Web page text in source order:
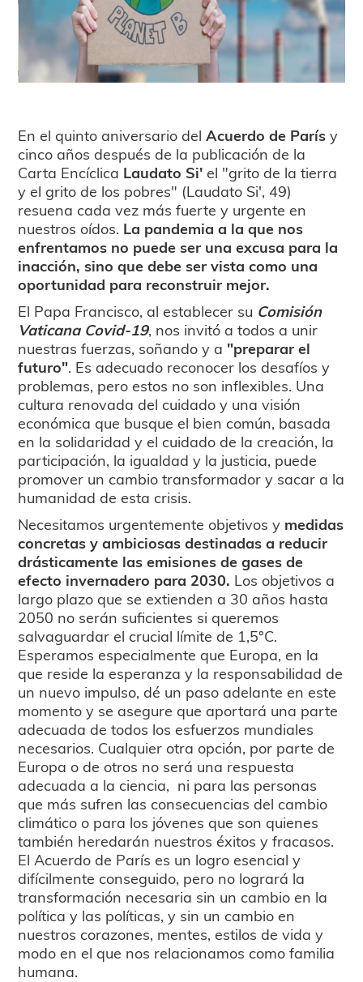
En el quinto aniversario del Acuerdo de París y
cinco años después de la publicación de la
Carta Encíclica Laudato Si'el "grito de la tierra
y el grito de los pobres" (Laudato Si', 49)
resuena cada vez más fuerte y urgente en
nuestros oídos. La pandemia a la que nos
enfrentamos no puede ser una excusa para la
inacción, sino que debe ser vista como una
oportunidad para reconstruir mejor.
El Papa Francisco, al establecer su Comisión
Vaticana Covid-19, nos invitó a todos a unir
nuestras fuerzas, soñando y a "preparar el
futuro". Es adecuado reconocer los desafíos y
problemas, pero estos no son inflexibles. Una
cultura renovada del cuidado y una visión
económica que busque el bien común, basada
en la solidaridad y el cuidado de la creación, la
participación, la igualdad y la justicia, puede
promover un cambio transformador y sacar a la
humanidad de esta crisis.
Necesitamos urgentemente objetivos y medidas
concretas y ambiciosas destinadas a reducir
drásticamente las emisiones de gases de
efecto invernadero para 2030. Los objetivos a
largo plazo que se extienden a 30 años hasta
2050 no serán suficientes si queremos
salvaguardar el crucial límite de 1,5°C.
Esperamos especialmente que Europa, en la
que reside la esperanza y la responsabilidad de
un nuevo impulso, dé un paso adelante en este
momento y se asegure que aportará una parte
adecuada de todos los esfuerzos mundiales
necesarios. Cualquier otra opción, por parte de
Europa o de otros no será una respuesta
adecuada a la ciencia, ni para las personas
que más sufren las consecuencias del cambio
climático o para los jóvenes que son quienes
también heredarán nuestros éxitos y fracasos.
El Acuerdo de París es un logro esencial y
difícilmente conseguido, pero no logrará la
transformación necesaria sin un cambio en la
política y las políticas, y sin un cambio en
nuestros corazones, mentes, estilos de vida y
modo en el que nos relacionamos como familia
humana.